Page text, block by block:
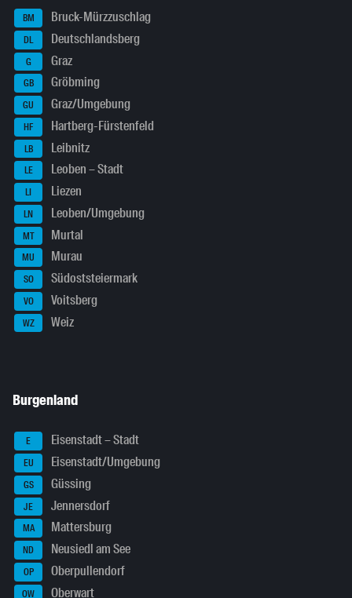
BM Bruck-Mürzzuschlag
DL Deutschlandsberg
G Graz
GB Gröbming
GU Graz/Umgebung
HF Hartberg-Fürstenfeld
LB Leibnitz
LE Leoben – Stadt
LI Liezen
LN Leoben/Umgebung
MT Murtal
MU Murau
SO Südoststeiermark
VO Voitsberg
WZ Weiz
Burgenland
E Eisenstadt – Stadt
EU Eisenstadt/Umgebung
GS Güssing
JE Jennersdorf
MA Mattersburg
ND Neusiedl am See
OP Oberpullendorf
OW Oberwart